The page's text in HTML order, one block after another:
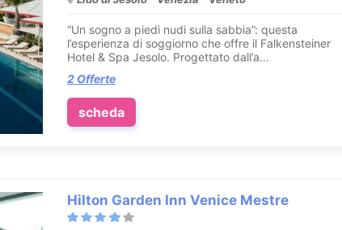
“Un sogno a piedi nudi sulla sabbia”: questa
l’esperienza di soggiorno che offre il Falkensteiner
Hotel & Spa Jesolo. Progettato dall’a...
2 Offerte
scheda
Hilton Garden Inn Venice Mestre